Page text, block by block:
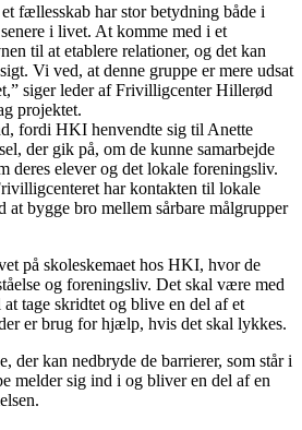
fællesskab har stor betydning både i
i livet. At komme med i et
til at etablere relationer, og det kan
Vi ved, at denne gruppe er mere udsat
siger leder af Frivilligcenter Hillerød
projektet.
fordi HKI henvendte sig til Anette
der gik på, om de kunne samarbejde
deres elever og det lokale foreningsliv.
har kontakten til lokale
at bygge bro mellem sårbare målgrupper
på skoleskemaet hos HKI, hvor de
og foreningsliv. Det skal være med
tage skridtet og blive en del af et
er brug for hjælp, hvis det skal lykkes.
der kan nedbryde de barrierer, som står i
melder sig ind i og bliver en del af en